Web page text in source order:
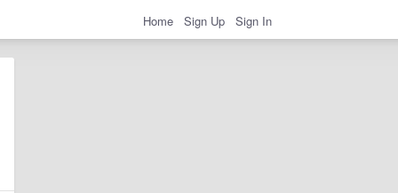
Home Sign Up Sign In